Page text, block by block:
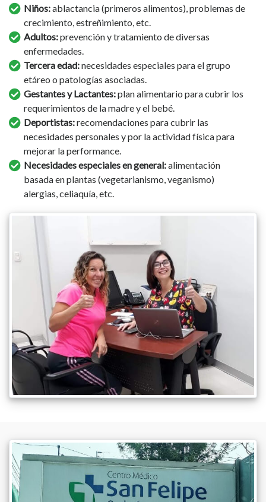
Niños:ablactancia (primeros alimentos), problemas de
crecimiento, estreñimiento, etc.
Adultos:prevención y tratamiento de diversas
enfermedades.
Tercera edad:necesidades especiales para el grupo
etáreo o patologías asociadas.
Gestantes y Lactantes:plan alimentario para cubrir los
requerimientos de la madre y el bebé.
Deportistas:recomendaciones para cubrir las
necesidades personales y por la actividad física para
mejorar la performance.
Necesidades especiales en general:alimentación
basada en plantas (vegetarianismo, veganismo)
alergias, celiaquía, etc.